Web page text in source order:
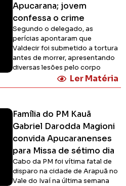
Apucarana; jovem
confessa o crime
Segundo o delegado, as
perícias apontaram que
Valdecir foi submetido a tortura
antes de morrer, apresentando
diversas lesões pelo corpo
Ler Matéria
Família do PM Kauã
Gabriel Darodda Magioni
convida Apucaranenses
para Missa de sétimo dia
Cabo da PM foi vítima fatal de
disparo na cidade de Arapuã no
Vale do Ivaí na última semana